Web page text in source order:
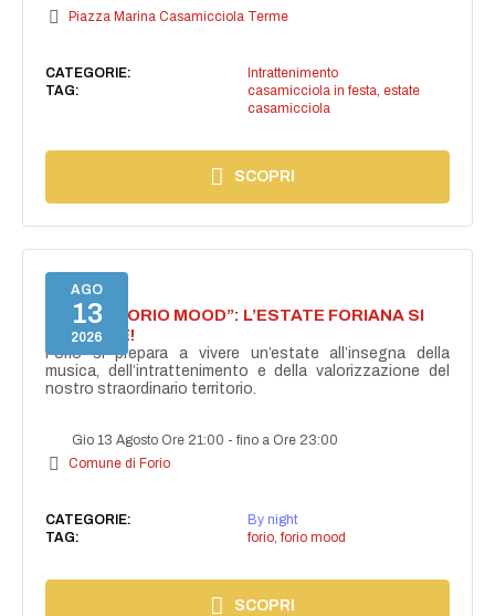
Piazza Marina Casamicciola Terme
CATEGORIE:
Intrattenimento
TAG:
casamicciola in festa, estate
casamicciola
SCOPRI
AGO
13
2026
NASCE “FORIO MOOD”: L’ESTATE FORIANA SI
ACCENDE!
Forio si prepara a vivere un’estate all’insegna della
musica, dell’intrattenimento e della valorizzazione del
nostro straordinario territorio.
Gio 13 Agosto Ore 21:00 -fino a Ore 23:00
Comune di Forio
CATEGORIE:
By night
TAG:
forio, forio mood
SCOPRI